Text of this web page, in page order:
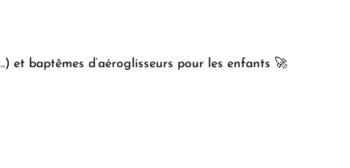
et baptêmes d’aéroglisseurs pour les enfants 🚀